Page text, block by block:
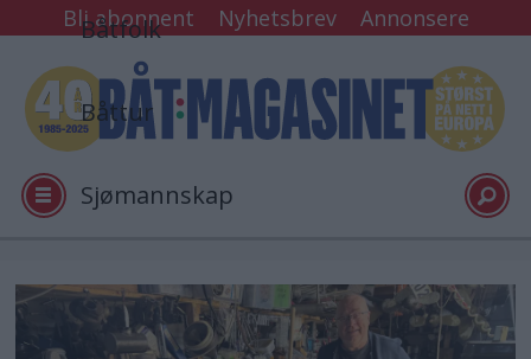
Bli abonnent Nyhetsbrev Annonsere
Båtfolk
Båttur
Sjømannskap
Tester